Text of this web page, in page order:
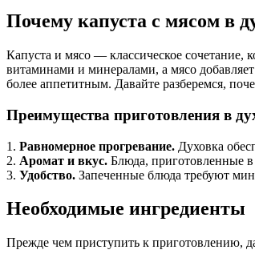
Почему капуста с мясом в
Капуста и мясо — классическое сочетание,
витаминами и минералами, а мясо
более аппетитным. Давайте разберемся,
Преимущества приготовления в
1. Равномерное прогревание. Духовка
2. Аромат и вкус. Блюда, приготовленные в
3. Удобство. Запеченные блюда требуют
Необходимые ингредиенты
Прежде чем приступить к приготовлению,